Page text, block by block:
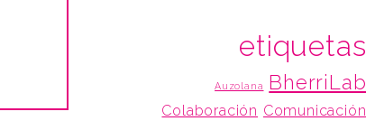
etiquetas
Auzolana BherriLab
Colaboración Comunicación